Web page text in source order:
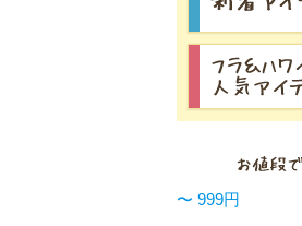
〜 999円